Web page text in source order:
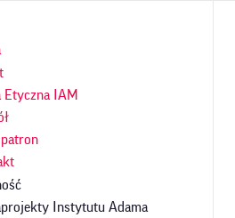
Etyczna IAM
patron
Instytutu Adama